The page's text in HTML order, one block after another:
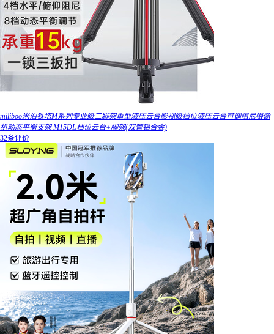
miliboo米泊铁塔M系列专业级三脚架重型液压云台影视级档位液压云台可调阻尼摄像
机动态平衡支架 M15DL档位云台+脚架(双管铝合金)
32条评价